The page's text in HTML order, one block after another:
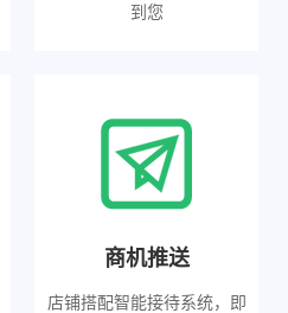
到您
商机推送
店铺搭配智能接待系统，即